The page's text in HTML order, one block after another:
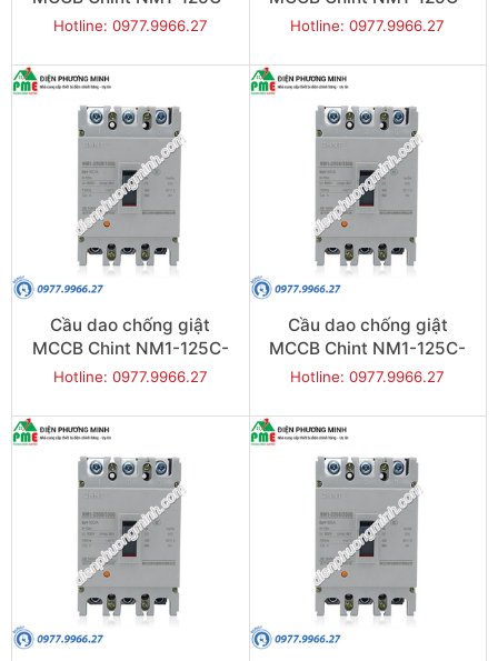
50 20KA 3P
Hotline: 0977.9966.27
63 20KA 3P
Hotline: 0977.9966.27
Cầu dao chống giật
MCCB Chint NM1-125C-
80 20KA 3P
Hotline: 0977.9966.27
Cầu dao chống giật
MCCB Chint NM1-125C-
100 20KA 3P
Hotline: 0977.9966.27